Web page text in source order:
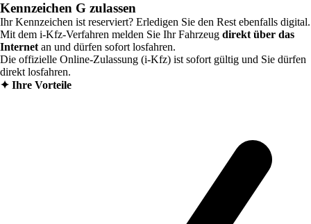
Kennzeichen G zulassen
Ihr Kennzeichen ist reserviert? Erledigen Sie den Rest ebenfalls digital.
Mit dem i-Kfz-Verfahren melden Sie Ihr Fahrzeug direkt über das
Internet an und dürfen sofort losfahren.
Die offizielle Online-Zulassung (i-Kfz) ist sofort gültig und Sie dürfen
direkt losfahren.
✦ Ihre Vorteile